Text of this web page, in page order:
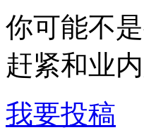
你可能不
赶紧和业
我要投稿